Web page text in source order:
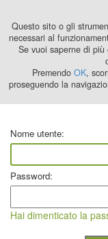
Nome utente:
Password:
Hai dimenticato la
Questo sito o gli
necessari al
Se vuoi saperne di
Premendo OK,
proseguendo la